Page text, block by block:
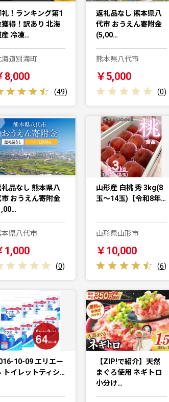
礼！ランキング第1
獲得！訳あり 北海
産 冷凍…
海道別海町
8,000
(49)
返礼品なし 熊本県八
代市 おうえん寄附金
(5,00…
熊本県八代市
￥5,000
(0)
礼品なし 熊本県八
市 おうえん寄附金
本県八代市
1,000
(0)
山形産 白桃 秀 3kg(8
玉～14玉)【令和8年…
山形県山形市
￥10,000
(6)
10-09 エリエー
トイレットティシ…
【ZIP!で紹介】天然
まぐろ使用 ネギトロ
小分け…